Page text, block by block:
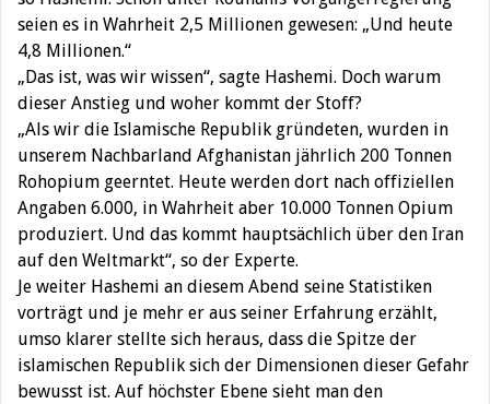
seien es in Wahrheit 2,5 Millionen gewesen: „Und heute
4,8 Millionen.“
„Das ist, was wir wissen“, sagte Hashemi. Doch warum
dieser Anstieg und woher kommt der Stoff?
„Als wir die Islamische Republik gründeten, wurden in
unserem Nachbarland Afghanistan jährlich 200 Tonnen
Rohopium geerntet. Heute werden dort nach offiziellen
Angaben 6.000, in Wahrheit aber 10.000 Tonnen Opium
produziert. Und das kommt hauptsächlich über den Iran
auf den Weltmarkt“, so der Experte.
Je weiter Hashemi an diesem Abend seine Statistiken
vorträgt und je mehr er aus seiner Erfahrung erzählt,
umso klarer stellte sich heraus, dass die Spitze der
islamischen Republik sich der Dimensionen dieser Gefahr
bewusst ist. Auf höchster Ebene sieht man den